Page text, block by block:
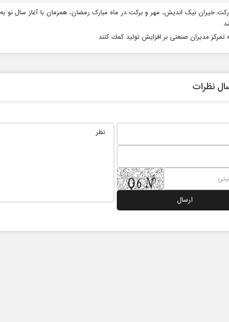
خیران نیک اندیش، مهر و برکت در ماه مبارک رمضان، همزمان با آغاز سال نو به
تمركز مدیران صنعتی بر افزایش تولید كمك كنند
نظرات
در برابر
از باتلاق انرژی تا بن‌بست ترامپ